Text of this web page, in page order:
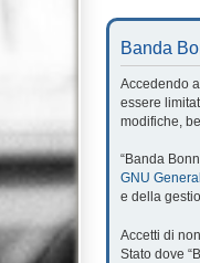
Banda
Accedendo
essere
modifiche,
“Banda
GNU
e della
Accetti di
Stato dove